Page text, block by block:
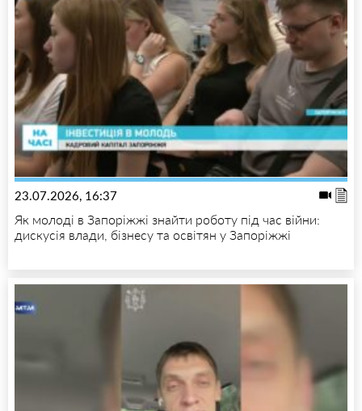
23.07.2026, 16:37
Як молоді в Запоріжжі знайти роботу під час війни:
дискусія влади, бізнесу та освітян у Запоріжжі